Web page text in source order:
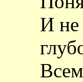
И не